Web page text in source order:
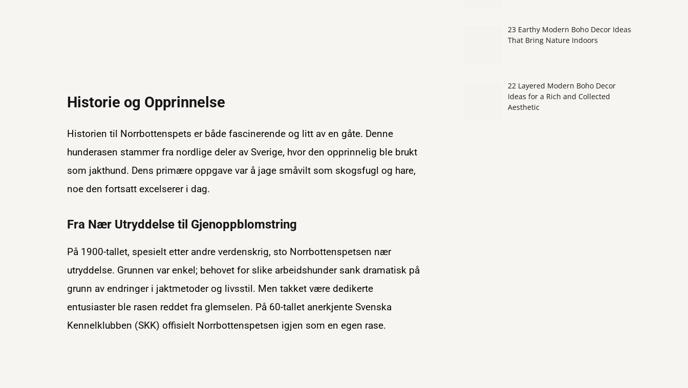
Historie og Opprinnelse
Historien til Norrbottenspets er både fascinerende og litt av en gåte. Denne
hunderasen stammer fra nordlige deler av Sverige, hvor den opprinnelig ble brukt
som jakthund. Dens primære oppgave var å jage småvilt som skogsfugl og hare,
noe den fortsatt excelserer i dag.
Fra Nær Utryddelse til Gjenoppblomstring
På 1900-tallet, spesielt etter andre verdenskrig, sto Norrbottenspetsen nær
utryddelse. Grunnen var enkel; behovet for slike arbeidshunder sank dramatisk på
grunn av endringer i jaktmetoder og livsstil. Men takket være dedikerte
entusiaster ble rasen reddet fra glemselen. På 60-tallet anerkjente Svenska
Kennelklubben (SKK) offisielt Norrbottenspetsen igjen som en egen rase.
23 Earthy Modern Boho Decor Ideas
That Bring Nature Indoors
22 Layered Modern Boho Decor
Ideas for a Rich and Collected
Aesthetic